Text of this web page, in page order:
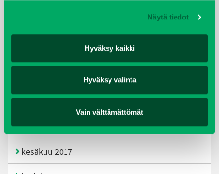
Näytä tiedot
Hyväksy kaikki
Hyväksy valinta
Vain välttämättömät
heinäkuu 2017
kesäkuu 2017